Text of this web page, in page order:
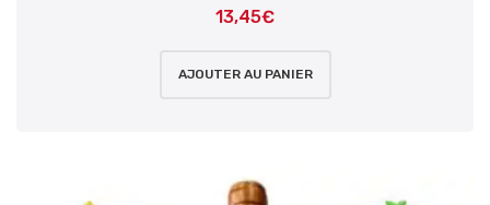
13,45€
AJOUTER AU PANIER